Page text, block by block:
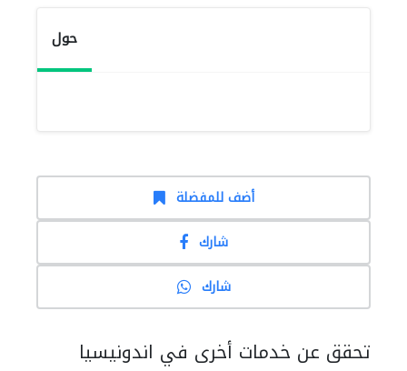
حول
أضف للمفضلة
شارك
شارك
تحقق عن خدمات أخرى في اندونيسيا